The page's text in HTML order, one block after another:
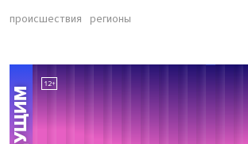
происшествия регионы